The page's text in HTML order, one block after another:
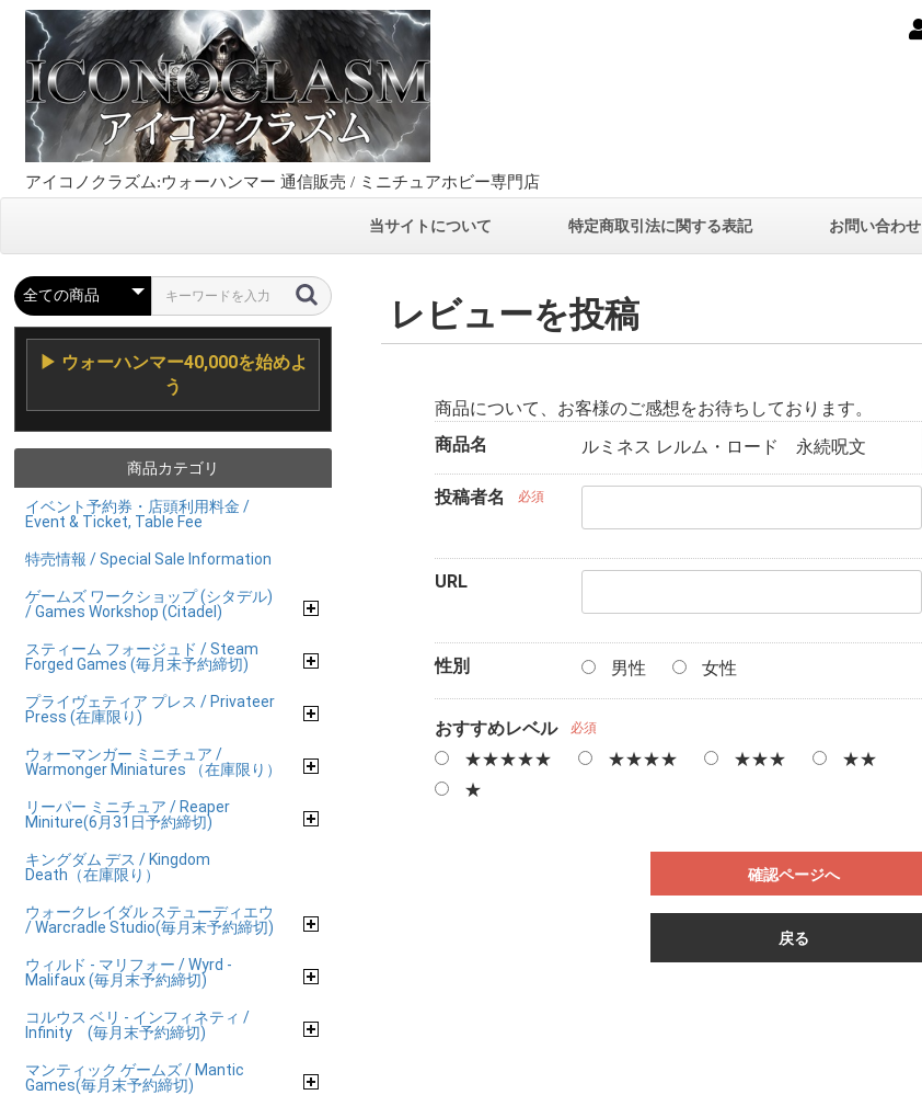
アイコノクラズム:ウォーハンマー 通信販売 / ミニチュアホビー専門店
当サイトについて 特定商取引法に関する表記 お問い合わせ
▶ ウォーハンマー40,000を始めよ
う
商品カテゴリ
イベント予約券・店頭利用料金 /
Event & Ticket, Table Fee
特売情報 / Special Sale Information
ゲームズ ワークショップ (シタデル)
/ Games Workshop (Citadel)
スティーム フォージュド / Steam
Forged Games (毎月末予約締切)
プライヴェティア プレス / Privateer
Press (在庫限り)
ウォーマンガー ミニチュア /
Warmonger Miniatures （在庫限り）
リーパー ミニチュア / Reaper
Miniture(6月31日予約締切)
キングダム デス / Kingdom
Death（在庫限り）
ウォークレイダル ステューディエウ
/ Warcradle Studio(毎月末予約締切)
ウィルド - マリフォー / Wyrd -
Malifaux (毎月末予約締切)
コルウス ベリ - インフィネティ /
Infinity (毎月末予約締切)
マンティック ゲームズ / Mantic
Games(毎月末予約締切)
レビューを投稿
商品について、お客様のご感想をお待ちしております。
商品名
ルミネス レルム・ロード 永続呪文
投稿者名 必須
URL
性別 男性 女性
おすすめレベル 必須
★★★★★ ★★★★ ★★★
★★
★
確認ページへ
戻る